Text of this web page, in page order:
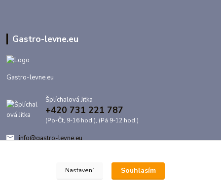
Gastro-levne.eu
Gastro-levne.eu
Šplíchalová Jitka
+420 731 221 787
(Po-Čt, 9-16 hod.), (Pá 9-12 hod.)
info@gastro-levne.eu
Nastavení Souhlasím